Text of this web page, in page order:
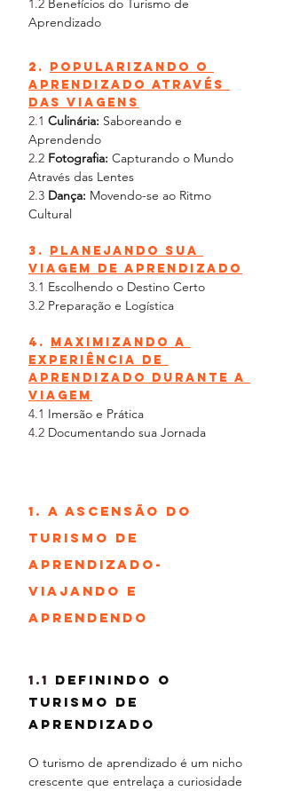
1.2 Benefícios do Turismo de
Aprendizado
2. Popularizando o
Aprendizado Através
das Viagens
2.1 Culinária: Saboreando e
Aprendendo
2.2 Fotografia: Capturando o Mundo
Através das Lentes
2.3 Dança: Movendo-se ao Ritmo
Cultural
3. Planejando sua
Viagem de Aprendizado
3.1 Escolhendo o Destino Certo
3.2 Preparação e Logística
4. Maximizando a
Experiência de
Aprendizado Durante a
Viagem
4.1 Imersão e Prática
4.2 Documentando sua Jornada
1. A Ascensão do
Turismo de
Aprendizado-
viajando e
aprendendo
1.1 Definindo o
Turismo de
Aprendizado
O turismo de aprendizado é um nicho
crescente que entrelaça a curiosidade